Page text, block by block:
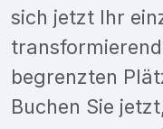
sich jetzt Ihr
begrenzten
Buchen Sie